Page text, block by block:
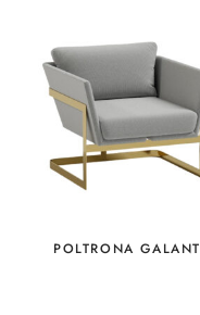
POLTRONA GALANT